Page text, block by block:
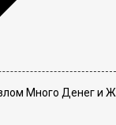
Много Денег и